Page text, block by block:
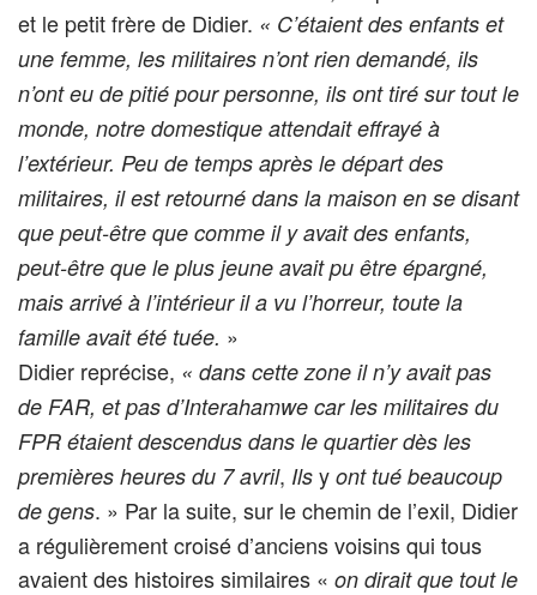
et le petit frère de Didier. « C’étaient des enfants et
une femme, les militaires n’ont rien demandé, ils
n’ont eu de pitié pour personne, ils ont tiré sur tout le
monde, notre domestique attendait effrayé à
l’extérieur. Peu de temps après le départ des
militaires, il est retourné dans la maison en se disant
que peut-être que comme il y avait des enfants,
peut-être que le plus jeune avait pu être épargné,
mais arrivé à l’intérieur il a vu l’horreur, toute la
famille avait été tuée. »
Didier reprécise, « dans cette zone il n’y avait pas
de FAR, et pas d’Interahamwe car les militaires du
FPR étaient descendus dans le quartier dès les
premières heures du 7 avril, Ils y ont tué beaucoup
de gens. » Par la suite, sur le chemin de l’exil, Didier
a régulièrement croisé d’anciens voisins qui tous
avaient des histoires similaires « on dirait que tout le